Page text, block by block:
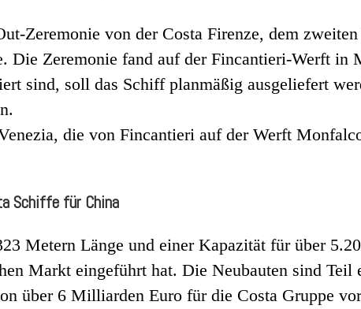
Zeremonie von der Costa Firenze, dem
Die Zeremonie fand auf der Fincantieri-Werft in
sind, soll das Schiff planmäßig ausgeliefert
die von Fincantieri auf der Werft
Schiffe für China
Metern Länge und einer Kapazität für über
Markt eingeführt hat. Die Neubauten sind Teil
über 6 Milliarden Euro für die Costa Gruppe